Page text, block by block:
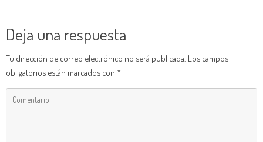
Deja una respuesta
Tu dirección de correo electrónico no será publicada. Los campos
obligatorios están marcados con *